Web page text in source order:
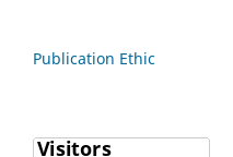
Publication Ethic